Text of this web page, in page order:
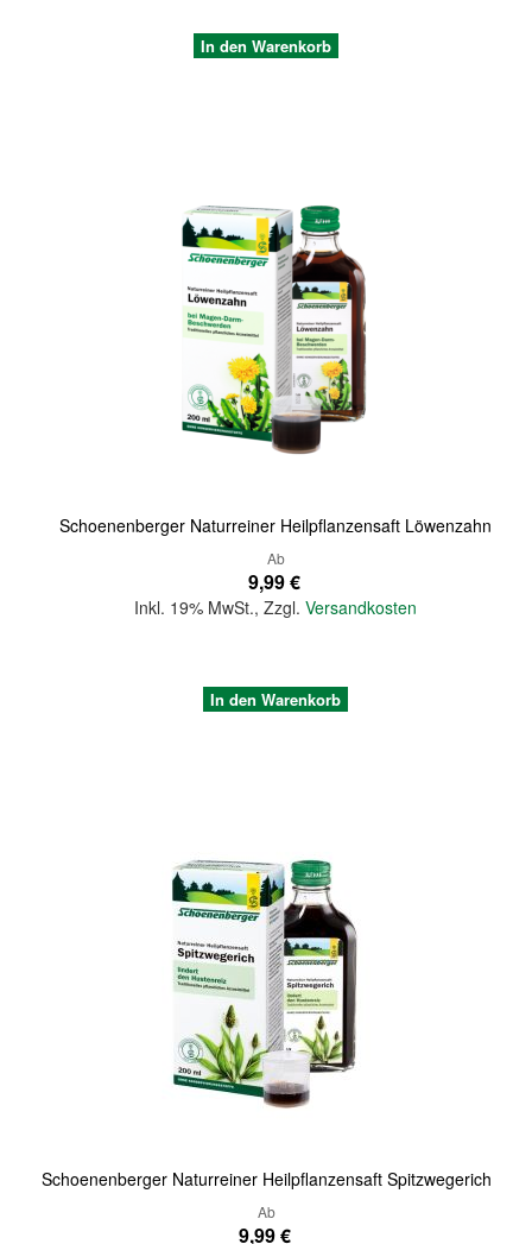
In den Warenkorb
Schoenenberger Naturreiner Heilpflanzensaft Löwenzahn
Ab
9,99 €
Inkl. 19% MwSt.,Zzgl.Versandkosten
In den Warenkorb
Schoenenberger Naturreiner Heilpflanzensaft Spitzwegerich
Ab
9,99 €